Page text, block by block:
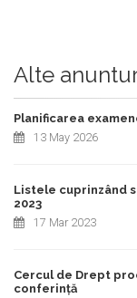
Alte
Planificarea
13 May 2026
Listele cuprinzând
2023
17 Mar 2023
Cercul de Drept
conferință